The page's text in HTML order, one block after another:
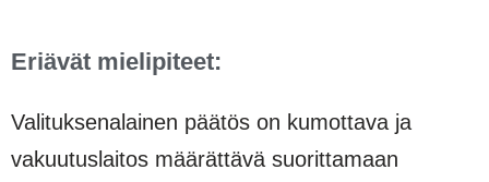
Eriävät mielipiteet:
Valituksenalainen päätös on kumottava ja
vakuutuslaitos määrättävä suorittamaan